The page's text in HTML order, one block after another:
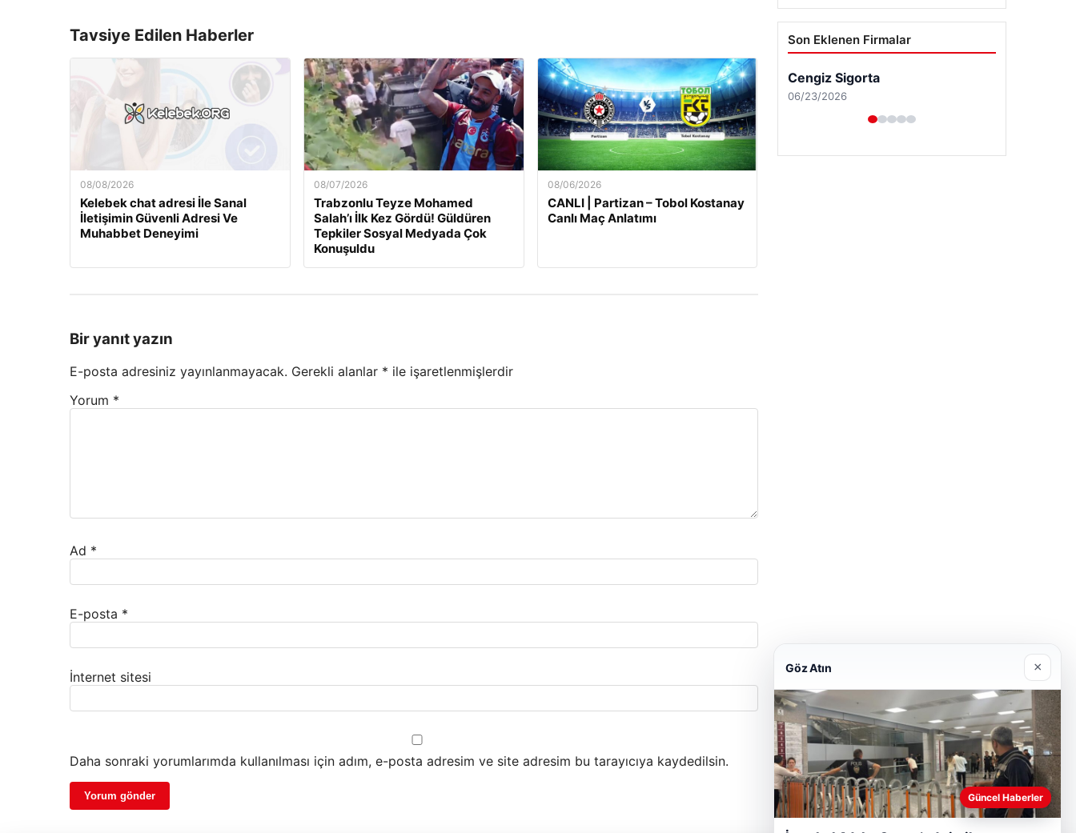
Tavsiye Edilen Haberler
08/08/2026
Kelebek chat adresi İle Sanal
İletişimin Güvenli Adresi Ve
Muhabbet Deneyimi
08/07/2026
Trabzonlu Teyze Mohamed
Salah’ı İlk Kez Gördü! Güldüren
Tepkiler Sosyal Medyada Çok
Konuşuldu
08/06/2026
CANLI | Partizan – Tobol Kostanay
Canlı Maç Anlatımı
Bir yanıt yazın
E-posta adresiniz yayınlanmayacak. Gerekli alanlar * ile işaretlenmişlerdir
Yorum *
Ad *
E-posta *
İnternet sitesi
Daha sonraki yorumlarımda kullanılması için adım, e-posta adresim ve site adresim bu tarayıcıya kaydedilsin.
Son Eklenen Firmalar
Göz Atın ×
Güncel Haberler